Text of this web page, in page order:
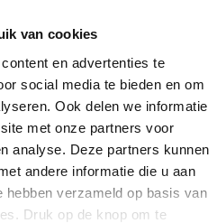
van cookies
en advertenties te
social media te bieden en om
Ook delen we informatie
met onze partners voor
analyse. Deze partners kunnen
andere informatie die u aan
verzameld op basis van
Druk op de knop om te